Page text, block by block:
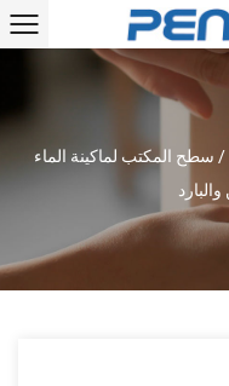
/ سطح المكتب لماكينة الماء